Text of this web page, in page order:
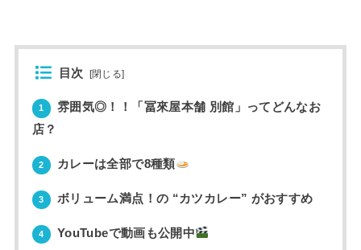
目次 [閉じる]
1
雰囲気◎！！「冨來屋本舗 別館」ってどんなお
店？
2 カレーは全部で8種類
3 ボリューム満点！の “カツカレー” がおすすめ
4 YouTubeで動画も公開中